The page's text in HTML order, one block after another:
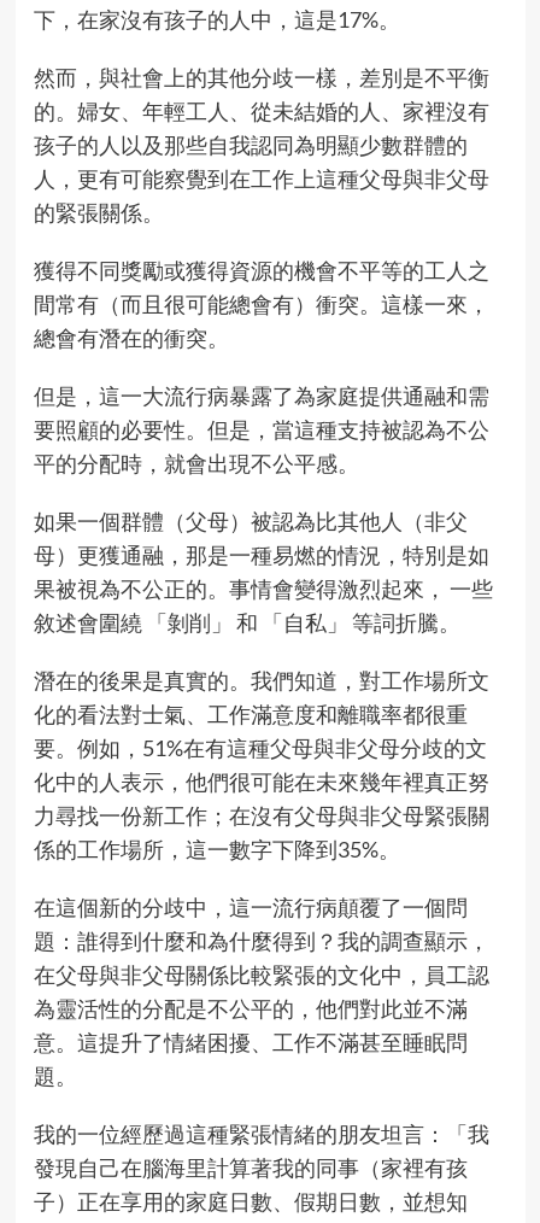
下，在家沒有孩子的人中，這是17%。
然而，與社會上的其他分歧一樣，差別是不平衡
的。婦女、年輕工人、從未結婚的人、家裡沒有
孩子的人以及那些自我認同為明顯少數群體的
人，更有可能察覺到在工作上這種父母與非父母
的緊張關係。
獲得不同獎勵或獲得資源的機會不平等的工人之
間常有（而且很可能總會有）衝突。這樣一來，
總會有潛在的衝突。
但是，這一大流行病暴露了為家庭提供通融和需
要照顧的必要性。但是，當這種支持被認為不公
平的分配時，就會出現不公平感。
如果一個群體（父母）被認為比其他人（非父
母）更獲通融，那是一種易燃的情況，特別是如
果被視為不公正的。事情會變得激烈起來， 一些
敘述會圍繞 「剝削」 和 「自私」 等詞折騰。
潛在的後果是真實的。我們知道，對工作場所文
化的看法對士氣、工作滿意度和離職率都很重
要。例如，51%在有這種父母與非父母分歧的文
化中的人表示，他們很可能在未來幾年裡真正努
力尋找一份新工作；在沒有父母與非父母緊張關
係的工作場所，這一數字下降到35%。
在這個新的分歧中，這一流行病顛覆了一個問
題：誰得到什麼和為什麼得到？我的調查顯示，
在父母與非父母關係比較緊張的文化中，員工認
為靈活性的分配是不公平的，他們對此並不滿
意。這提升了情緒困擾、工作不滿甚至睡眠問
題。
我的一位經歷過這種緊張情緒的朋友坦言：「我
發現自己在腦海里計算著我的同事（家裡有孩
子）正在享用的家庭日數、假期日數，並想知